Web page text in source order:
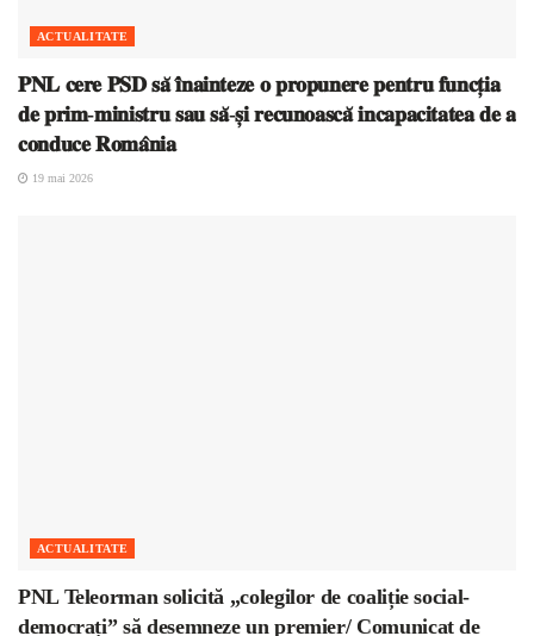
ACTUALITATE
𝐏𝐍𝐋 𝐜𝐞𝐫𝐞 𝐏𝐒𝐃 𝐬𝐚̆ 𝐢̂𝐧𝐚𝐢𝐧𝐭𝐞𝐳𝐞 𝐨 𝐩𝐫𝐨𝐩𝐮𝐧𝐞𝐫𝐞 𝐩𝐞𝐧𝐭𝐫𝐮 𝐟𝐮𝐧𝐜𝐭̦𝐢𝐚
𝐝𝐞 𝐩𝐫𝐢𝐦-𝐦𝐢𝐧𝐢𝐬𝐭𝐫𝐮 𝐬𝐚𝐮 𝐬𝐚̆-𝐬̦𝐢 𝐫𝐞𝐜𝐮𝐧𝐨𝐚𝐬𝐜𝐚̆ 𝐢𝐧𝐜𝐚𝐩𝐚𝐜𝐢𝐭𝐚𝐭𝐞𝐚 𝐝𝐞 𝐚
𝐜𝐨𝐧𝐝𝐮𝐜𝐞 𝐑𝐨𝐦𝐚̂𝐧𝐢𝐚
19 mai 2026
ACTUALITATE
PNL Teleorman solicită „colegilor de coaliție social-
democrați” să desemneze un premier/ Comunicat de